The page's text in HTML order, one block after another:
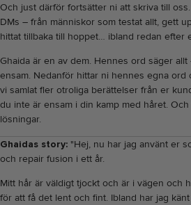
Och just därför fortsätter ni att skriva till
DMs – från människor som testat allt, gett
hittat tillbaka till hoppet… ibland redan efter
Ghaida är en av dem. Hennes ord säger
ensam. Nedanför hittar ni hennes egna
vi samlat fler otroliga berättelser från er
du inte är ensam i din kamp med håret.
lösningar.
Ghaidas story: "Hej, nu har jag använt er
och repair fusion i ett år.
Mitt hår är väldigt tjockt och är i vägen och
för att få det lent och fint. Ibland har jag